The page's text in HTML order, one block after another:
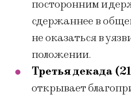
посторонним и
сдержаннее в
не оказаться в
положении.
Третья декада
открывает